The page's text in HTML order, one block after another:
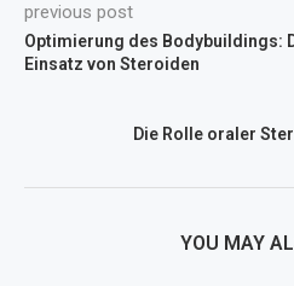
previous post
Optimierung des Bodybuildings:
Einsatz von Steroiden
Die Rolle oraler
YOU MAY